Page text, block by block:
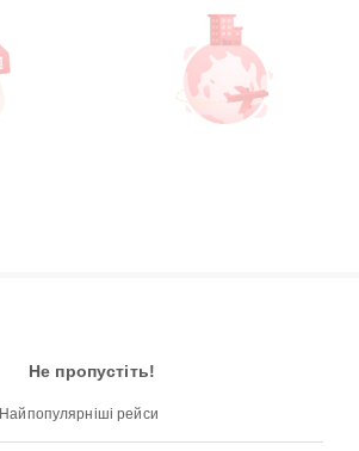
Не пропустіть!
Найпопулярніші рейси